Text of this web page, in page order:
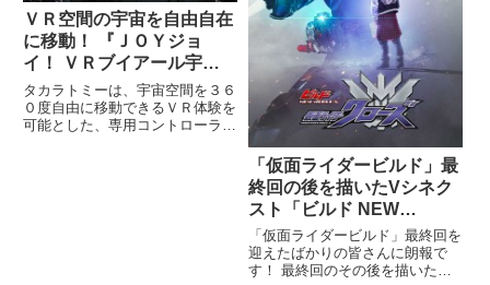
ＶＲ空間の宇宙を自由自在
に移動！ 『ＪＯＹジョ
イ！ ＶＲブイアール宇宙
うちゅうの旅人たびびと』
2016年12月発売
タカラトミーは、宇宙空間を３６
０度自由に移動できるＶＲ体験を
可能とした、専用コントローラー
「仮面ライダービルド」最
終回の後を描いたVシネク
スト「ビルド NEW
WORLD 仮面ライダークロ
ーズ」が2019年初旬期間
限定上映＆4月24日Blu-
「仮面ライダービルド」最終回を
迎えたばかりの皆さんに朗報で
す！ 最終回のその後を描いた、